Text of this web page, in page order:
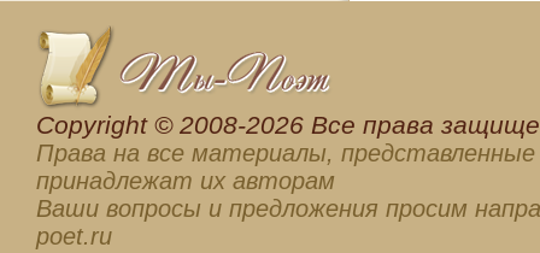
Сopyright © 2008-2026 Все права
Права на все материалы, представленные
принадлежат их авторам
Ваши вопросы и предложения просим
poet.ru